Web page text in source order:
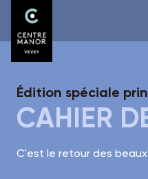
Édition spéciale
CAHIER
C'est le retour des beaux